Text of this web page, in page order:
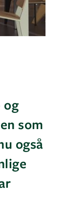
som
også